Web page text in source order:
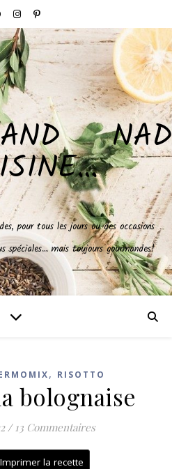
NAD
pour tous les jours ou des occasions
spéciales… mais toujours gourmandes!
, RISOTTO
bolognaise
/ 13 Commentaires
Imprimer la recette